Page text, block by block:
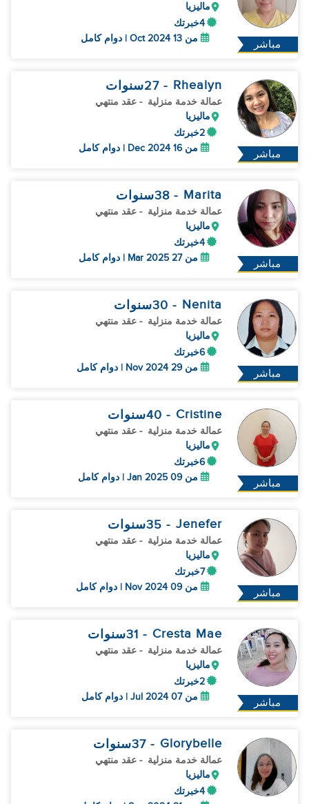
مباشر
ماليزيا
4خبرتك
من 13 Oct 2024 | دوام كامل
مباشر
Rhealyn
- 27 سنوات
عمالة خدمة منزلية - عقد منتهي
ماليزيا
2خبرتك
من 16 Dec 2024 | دوام كامل
مباشر
Marita
- 38 سنوات
عمالة خدمة منزلية - عقد منتهي
ماليزيا
4خبرتك
من 27 Mar 2025 | دوام كامل
مباشر
Nenita
- 30 سنوات
عمالة خدمة منزلية - عقد منتهي
ماليزيا
6خبرتك
من 29 Nov 2024 | دوام كامل
مباشر
Cristine
- 40 سنوات
عمالة خدمة منزلية - عقد منتهي
ماليزيا
6خبرتك
من 09 Jan 2025 | دوام كامل
مباشر
Jenefer
- 35 سنوات
عمالة خدمة منزلية - عقد منتهي
ماليزيا
7خبرتك
من 09 Nov 2024 | دوام كامل
مباشر
Cresta Mae
- 31 سنوات
عمالة خدمة منزلية - عقد منتهي
ماليزيا
2خبرتك
من 07 Jul 2024 | دوام كامل
Glorybelle
- 37 سنوات
عمالة خدمة منزلية - عقد منتهي
ماليزيا
4خبرتك